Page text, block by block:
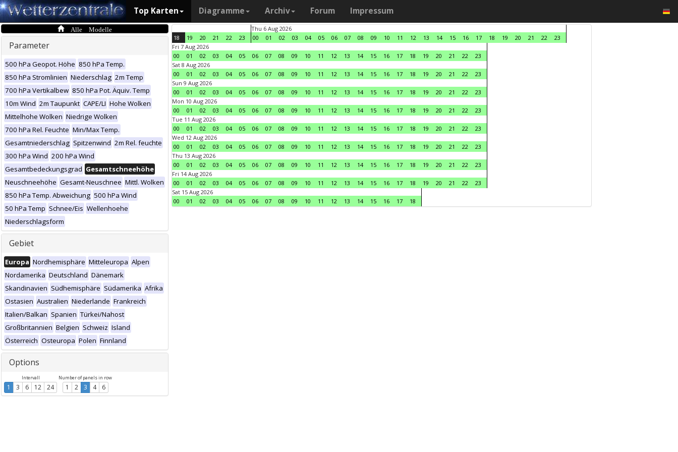
Top Karten Diagramme Archiv Forum Impressum
Alle Modelle
Parameter
500 hPa Geopot. Höhe 850 hPa Temp.
850 hPa Stromlinien Niederschlag 2m Temp
700 hPa Vertikalbew 850 hPa Pot. Äquiv. Temp
10m Wind 2m Taupunkt CAPE/LI Hohe Wolken
Mittelhohe Wolken Niedrige Wolken
700 hPa Rel. Feuchte Min/Max Temp.
Gesamtniederschlag Spitzenwind 2m Rel. feuchte
300 hPa Wind 200 hPa Wind
Gesamtbedeckungsgrad Gesamtschneehöhe
Neuschneehöhe Gesamt-Neuschnee Mittl. Wolken
850 hPa Temp. Abweichung 500 hPa Wind
50 hPa Temp Schnee/Eis Wellenhoehe
Niederschlagsform
Gebiet
Europa Nordhemisphäre Mitteleuropa Alpen
Nordamerika Deutschland Dänemark
Skandinavien Südhemisphäre Südamerika Afrika
Ostasien Australien Niederlande Frankreich
Italien/Balkan Spanien Türkei/Nahost
Großbritannien Belgien Schweiz Island
Österreich Osteuropa Polen Finnland
Options
Intervall
1 3 6 12 24
Number of panels in row
1 2 3 4 6
18 19 20 21 22 23
Thu 6 Aug 2026
00
01 02 03 04 05 06 07 08 09 10 11 12 13 14 15 16 17 18 19 20 21 22
23
Fri 7 Aug 2026
00
01 02 03 04 05 06 07 08 09 10 11 12 13 14 15 16 17 18 19 20 21 22
23
Sat 8 Aug 2026
00
01 02 03 04 05 06 07 08 09 10 11 12 13 14 15 16 17 18 19 20 21 22
23
Sun 9 Aug 2026
00
01 02 03 04 05 06 07 08 09 10 11 12 13 14 15 16 17 18 19 20 21 22
23
Mon 10 Aug 2026
00
01 02 03 04 05 06 07 08 09 10 11 12 13 14 15 16 17 18 19 20 21 22
23
Tue 11 Aug 2026
00
01 02 03 04 05 06 07 08 09 10 11 12 13 14 15 16 17 18 19 20 21 22
23
Wed 12 Aug 2026
00
01 02 03 04 05 06 07 08 09 10 11 12 13 14 15 16 17 18 19 20 21 22
23
Thu 13 Aug 2026
00
01 02 03 04 05 06 07 08 09 10 11 12 13 14 15 16 17 18 19 20 21 22
23
Fri 14 Aug 2026
00
01 02 03 04 05 06 07 08 09 10 11 12 13 14 15 16 17 18 19 20 21 22
23
Sat 15 Aug 2026
00
01 02 03 04 05 06 07 08 09 10 11 12 13 14 15 16 17 18